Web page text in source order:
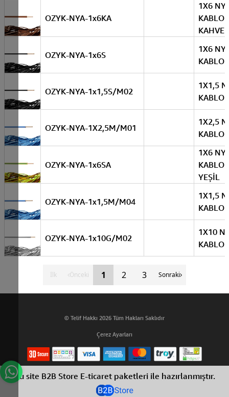
OZYK-NYA-1x6KA
1X6
KABLO
OZYK-NYA-1x6S
1X6
KABLO
OZYK-NYA-1x1,5S/M02
1X1,5
KABLO
OZYK-NYA-1X2,5M/M01
1X2,5
KABLO
OZYK-NYA-1x6SA
1X6
KABLO
YEŞİL
OZYK-NYA-1x1,5M/M04
1X1,5
KABLO
OZYK-NYA-1x10G/M02
1X10
KABLO
İlk Önceki 1 2 3 Sonraki
© Telif Hakkı 2026 Tüm Hakları Saklıdır
Çerez Ayarları
Bu site B2B Store E-ticaret paketleri ile hazırlanmıştır.